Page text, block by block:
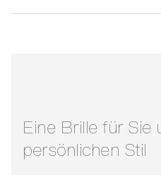
Eine Brille für Sie und Ihren
persönlichen Stil